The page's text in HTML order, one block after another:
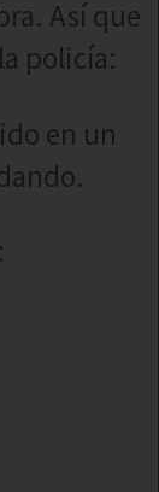
Así que
policía:
en un